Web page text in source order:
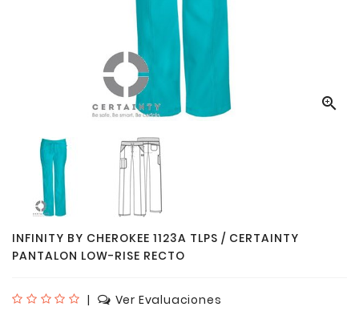

INFINITY BY CHEROKEE 1123A TLPS / CERTAINTY
PANTALON LOW-RISE RECTO
| Ver Evaluaciones